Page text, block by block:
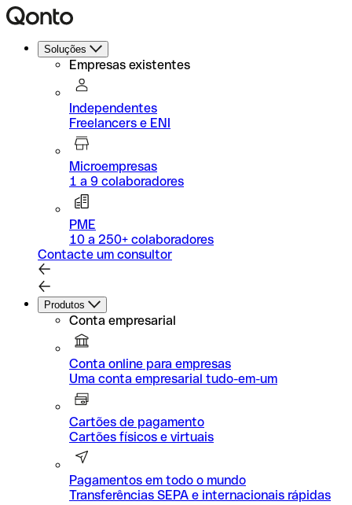
Soluções
Empresas existentes
Independentes
Freelancers e ENI
Microempresas
1 a 9 colaboradores
PME
10 a 250+ colaboradores
Contacte um consultor
Produtos
Conta empresarial
Conta online para empresas
Uma conta empresarial tudo-em-um
Cartões de pagamento
Cartões físicos e virtuais
Pagamentos em todo o mundo
Transferências SEPA e internacionais rápidas